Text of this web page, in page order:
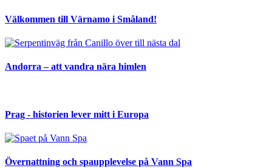
Välkommen till Värnamo i Småland!
Andorra – att vandra nära himlen
Prag - historien lever mitt i Europa
Övernattning och spaupplevelse på Vann Spa